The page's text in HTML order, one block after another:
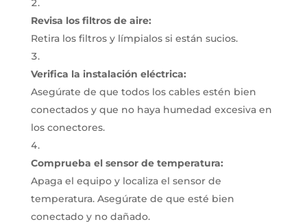
Revisa los filtros de aire:
Retira los filtros y límpialos si están sucios.
Verifica la instalación eléctrica:
Asegúrate de que todos los cables estén bien
conectados y que no haya humedad excesiva en
los conectores.
Comprueba el sensor de temperatura:
Apaga el equipo y localiza el sensor de
temperatura. Asegúrate de que esté bien
conectado y no dañado.